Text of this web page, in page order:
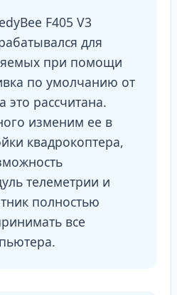
F405 V3
для
при помощи
по умолчанию от
рассчитана.
изменим ее в
квадрокоптера,
телеметрии и
полностью
все